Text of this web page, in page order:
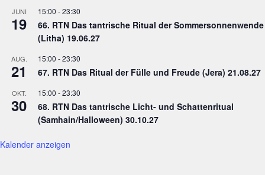
JUNI
19
15:00 -23:30
66. RTN Das tantrische Ritual der Sommersonnenwende
(Litha) 19.06.27
AUG.
21
15:00 -23:30
67. RTN Das Ritual der Fülle und Freude (Jera) 21.08.27
OKT.
30
15:00 -23:30
68. RTN Das tantrische Licht- und Schattenritual
(Samhain/Halloween) 30.10.27
Kalender anzeigen